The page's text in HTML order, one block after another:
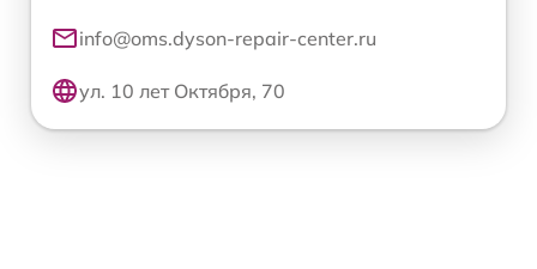
info@oms.dyson-repair-center.ru
ул. 10 лет Октября, 70